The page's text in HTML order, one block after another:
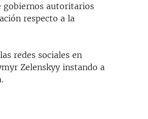
gobiernos autoritarios
respecto a la
redes sociales en
Zelenskyy instando a